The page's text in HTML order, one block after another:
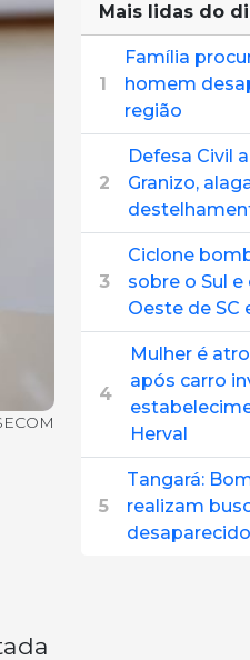
Mais lidas do
1
Família
homem
região
2
Defesa Civil
Granizo,
3
Ciclone
sobre o Sul e
Oeste de SC
4
Mulher é
após carro
Herval
5
Tangará:
realizam
desaparecido